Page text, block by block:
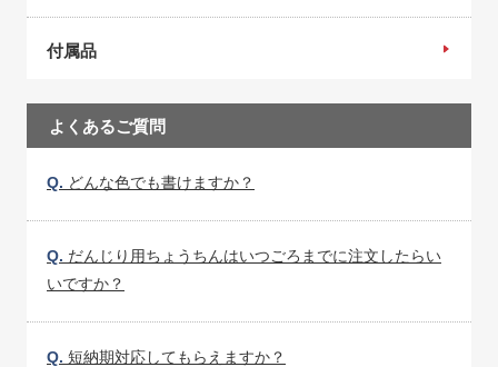
付属品
よくあるご質問
Q. どんな色でも書けますか？
Q. だんじり用ちょうちんはいつごろまでに注文したらい
いですか？
Q. 短納期対応してもらえますか？